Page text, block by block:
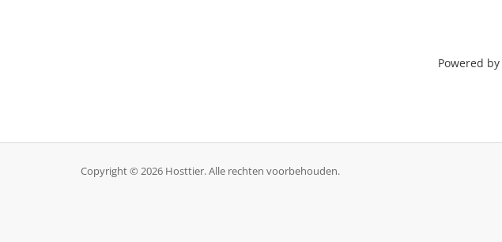
Powered by
Copyright © 2026 Hosttier. Alle rechten voorbehouden.